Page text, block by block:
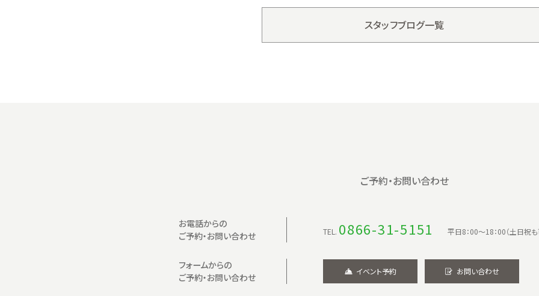
スタッフブログ一覧
ご予約・お問い合わせ
お電話からの
ご予約・お問い合わせ
TEL. 0866-31-5151 平日8：00〜18：00（土日祝も
フォームからの
ご予約・お問い合わせ
イベント予約 お問い合わせ